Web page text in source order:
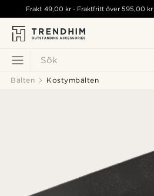
Sök
Frakt 49,00 kr- Fraktfritt över595,00 kr
Bälten Kostymbälten